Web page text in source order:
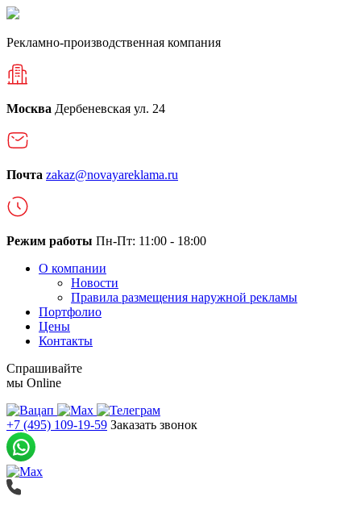
Рекламно-производственная компания
Москва Дербеневская ул. 24
Почта zakaz@novayareklama.ru
Режим работы Пн-Пт: 11:00 - 18:00
О компании
Новости
Правила размещения наружной рекламы
Портфолио
Цены
Контакты
Спрашивайте
мы Online
+7 (495) 109-19-59 Заказать звонок